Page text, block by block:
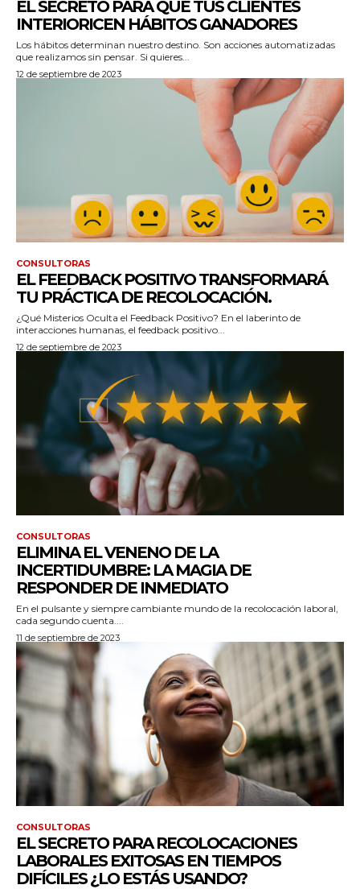
EL SECRETO PARA QUE TUS CLIENTES
INTERIORICEN HÁBITOS GANADORES
Los hábitos determinan nuestro destino. Son acciones automatizadas
que realizamos sin pensar. Si quieres...
12 de septiembre de 2023
CONSULTORAS
EL FEEDBACK POSITIVO TRANSFORMARÁ
TU PRÁCTICA DE RECOLOCACIÓN.
¿Qué Misterios Oculta el Feedback Positivo? En el laberinto de
interacciones humanas, el feedback positivo...
12 de septiembre de 2023
CONSULTORAS
ELIMINA EL VENENO DE LA
INCERTIDUMBRE: LA MAGIA DE
RESPONDER DE INMEDIATO
En el pulsante y siempre cambiante mundo de la recolocación laboral,
cada segundo cuenta....
11 de septiembre de 2023
CONSULTORAS
EL SECRETO PARA RECOLOCACIONES
LABORALES EXITOSAS EN TIEMPOS
DIFÍCILES ¿LO ESTÁS USANDO?